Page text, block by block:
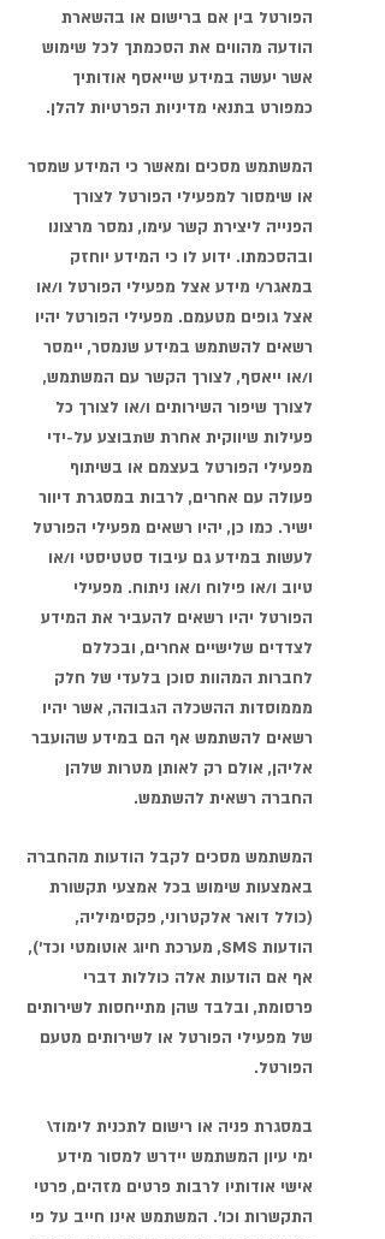
הפורטל בין אם ברישום או בהשארת
הודעה מהווים את הסכמתך לכל שימוש
אשר יעשה במידע שייאסף אודותיך
כמפורט בתנאי מדיניות הפרטיות להלן.​
המשתמש מסכים ומאשר כי המידע שמסר
או שימסור למפעילי הפורטל לצורך
הפנייה ליצירת קשר עימו, נמסר מרצונו
ובהסכמתו. ידוע לו כי המידע יוחזק
במאגר/י מידע אצל מפעילי הפורטל ו/או
אצל גופים מטעמם. מפעילי הפורטל יהיו
רשאים להשתמש במידע שנמסר, יימסר
ו/או ייאסף, לצורך הקשר עם המשתמש,
לצורך שיפור השירותים ו/או לצורך כל
פעילות שיווקית אחרת שתבוצע על-ידי
מפעילי הפורטל בעצמם או בשיתוף
פעולה עם אחרים, לרבות במסגרת דיוור
ישיר. כמו כן, יהיו רשאים מפעילי הפורטל
לעשות במידע גם עיבוד סטטיסטי ו/או
טיוב ו/או פילוח ו/או ניתוח. מפעילי
הפורטל יהיו רשאים להעביר את המידע
לצדדים שלישיים אחרים, ובכללם
לחברות המהוות סוכן בלעדי של חלק
מממוסדות ההשכלה הגבוהה, אשר יהיו
רשאים להשתמש אף הם במידע שהועבר
אליהן, אולם רק לאותן מטרות שלהן
החברה רשאית להשתמש.
המשתמש מסכים לקבל הודעות מהחברה
באמצעות שימוש בכל אמצעי תקשורת
(כולל דואר אלקטרוני, פקסימיליה,
הודעות SMS, מערכת חיוג אוטומטי וכד'),
אף אם הודעות אלה כוללות דברי
פרסומת, ובלבד שהן מתייחסות לשירותים
של מפעילי הפורטל או לשירותים מטעם
הפורטל.
במסגרת פניה או רישום לתכנית לימוד\
ימי עיון המשתמש יידרש למסור מידע
אישי אודותיו לרבות פרטים מזהים, פרטי
התקשרות וכו’. המשתמש אינו חייב על פי